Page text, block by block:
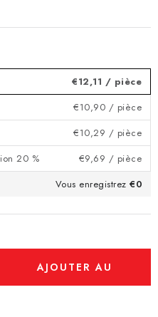
€12,11 / pièce
€10,90 / pièce
€10,29 / pièce
20 %
€9,69 / pièce
Vous enregistrez €0
AJOUTER AU